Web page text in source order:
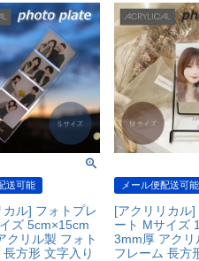
送可能
カル] フォトプレ
ズ 5cm×15cm
クリル製 フォト
方形 文字入り
メール便配送可能
[アクリリカル]
ート Mサイズ
3mm厚 アクリ
フレーム 長方